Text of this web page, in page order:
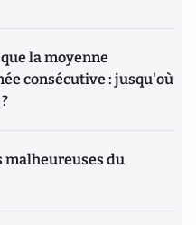
la moyenne
consécutive : jusqu'où
malheureuses du